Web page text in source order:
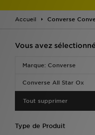
Accueil Converse
Vous avez sélectionné
Marque: Converse
Converse All Star Ox
Tout supprimer
Type de Produit